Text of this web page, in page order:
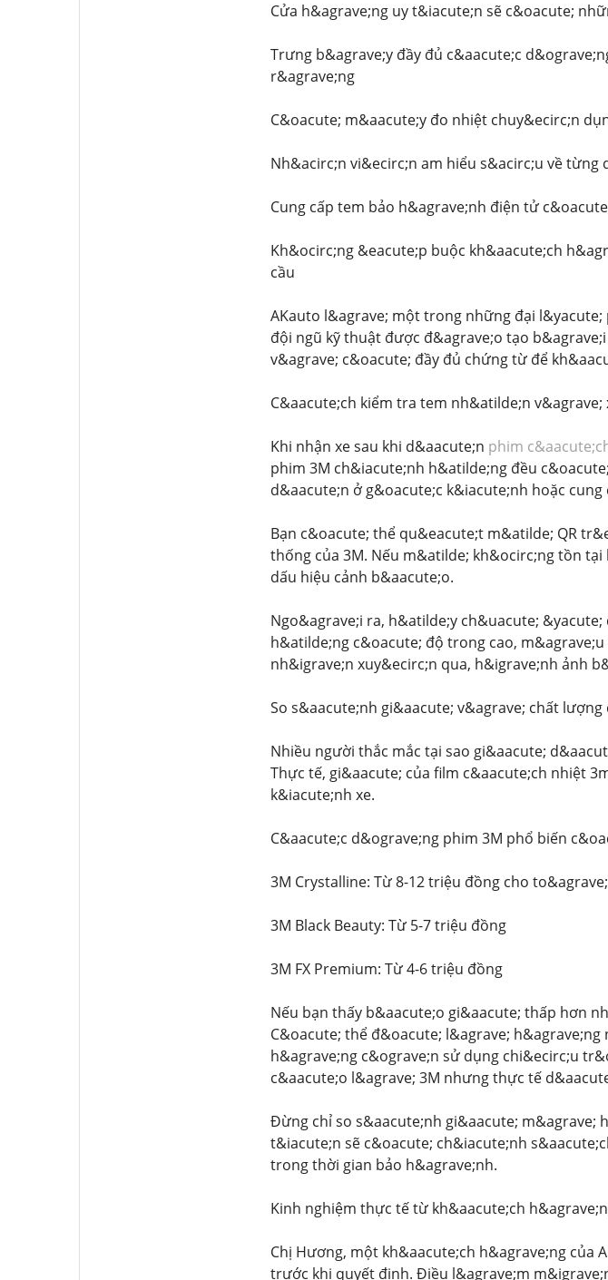
Cửa h&agrave;ng uy t&iacute;n sẽ c&oacute;
Trưng b&agrave;y đầy đủ c&aacute;c
r&agrave;ng
C&oacute; m&aacute;y đo nhiệt chuy&ecirc;n
Nh&acirc;n vi&ecirc;n am hiểu s&acirc;u về từng
Cung cấp tem bảo h&agrave;nh điện tử
Kh&ocirc;ng &eacute;p buộc kh&aacute;ch
cầu
AKauto l&agrave; một trong những đại
đội ngũ kỹ thuật được đ&agrave;o tạo
v&agrave; c&oacute; đầy đủ chứng từ để
C&aacute;ch kiểm tra tem nh&atilde;n v&agrave;
Khi nhận xe sau khi d&aacute;n phim
phim 3M ch&iacute;nh h&atilde;ng đều
d&aacute;n ở g&oacute;c k&iacute;nh hoặc
Bạn c&oacute; thể qu&eacute;t m&atilde; QR
thống của 3M. Nếu m&atilde; kh&ocirc;ng tồn
dấu hiệu cảnh b&aacute;o.
Ngo&agrave;i ra, h&atilde;y ch&uacute;
h&atilde;ng c&oacute; độ trong cao,
nh&igrave;n xuy&ecirc;n qua, h&igrave;nh ảnh
So s&aacute;nh gi&aacute; v&agrave; chất
Nhiều người thắc mắc tại sao gi&aacute;
Thực tế, gi&aacute; của film c&aacute;ch nhiệt
k&iacute;nh xe.
C&aacute;c d&ograve;ng phim 3M phổ biến
3M Crystalline: Từ 8-12 triệu đồng cho
3M Black Beauty: Từ 5-7 triệu đồng
3M FX Premium: Từ 4-6 triệu đồng
Nếu bạn thấy b&aacute;o gi&aacute; thấp hơn
C&oacute; thể đ&oacute; l&agrave;
h&agrave;ng c&ograve;n sử dụng chi&ecirc;u
c&aacute;o l&agrave; 3M nhưng thực tế
Đừng chỉ so s&aacute;nh gi&aacute; m&agrave;
t&iacute;n sẽ c&oacute; ch&iacute;nh
trong thời gian bảo h&agrave;nh.
Kinh nghiệm thực tế từ kh&aacute;ch
Chị Hương, một kh&aacute;ch h&agrave;ng của
trước khi quyết định. Điều l&agrave;m